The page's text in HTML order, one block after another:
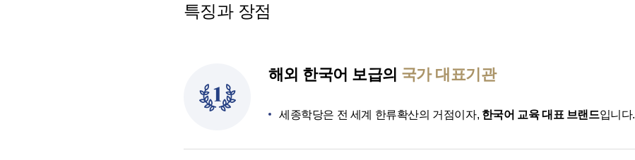
특징과 장점
해외 한국어 보급의 국가 대표기관
세종학당은 전 세계 한류확산의 거점이자, 한국어 교육 대표 브랜드입니다.